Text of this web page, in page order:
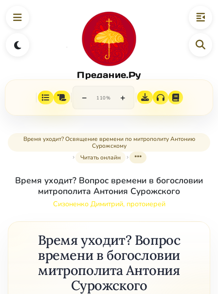
Предание.Ру
− 110% +
Время уходит? Освящение времени по митрополиту Антонию
Сурожскому
Читать онлайн
***
Время уходит? Вопрос времени в богословии
митрополита Антония Сурожского
Сизоненко Димитрий, протоиерей
Время уходит? Вопрос
времени в богословии
митрополита Антония
Сурожского